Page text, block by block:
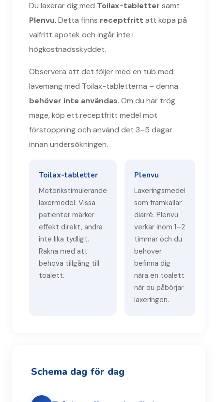
Du laxerar dig med Toilax-tabletter samt
Plenvu. Detta finns receptfritt att köpa på
valfritt apotek och ingår inte i
högkostnadsskyddet.
Observera att det följer med en tub med
lavemang med Toilax-tabletterna – denna
behöver inte användas. Om du har trög
mage, köp ett receptfritt medel mot
förstoppning och använd det 3–5 dagar
innan undersökningen.
Toilax-tabletter
Motorikstimulerande
laxermedel. Vissa
patienter märker
effekt direkt, andra
inte lika tydligt.
Räkna med att
behöva tillgång till
toalett.
Plenvu
Laxeringsmedel
som framkallar
diarré. Plenvu
verkar inom 1–2
timmar och du
behöver
befinna dig
nära en toalett
när du påbörjar
laxeringen.
Schema dag för dag